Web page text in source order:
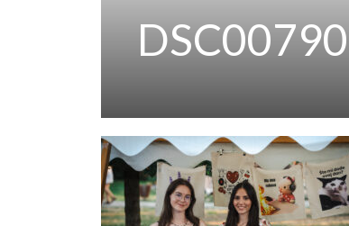
DSC00790